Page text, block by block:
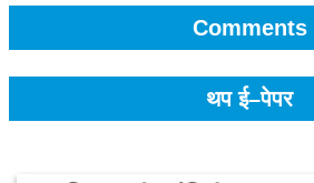
Comments
थप ई–पेपर